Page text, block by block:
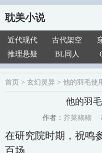
耽美小说
近代现代 古代架空
推理悬疑
BL同人
首页 > 玄幻灵异 > 他的羽毛使
他的羽
作者： 芥菜糊糊
在研究院时期，祝鸣
百场。